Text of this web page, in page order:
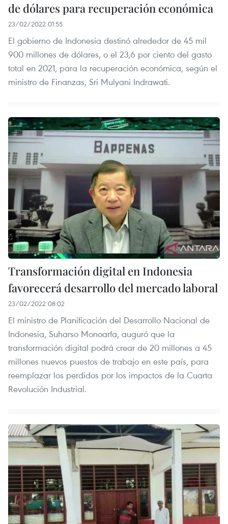
de dólares para recuperación económica
23/02/2022 01:55
El gobierno de Indonesia destinó alrededor de 45 mil
900 millones de dólares, o el 23,6 por ciento del gasto
total en 2021, para la recuperación económica, según el
ministro de Finanzas, Sri Mulyani Indrawati.
Transformación digital en Indonesia
favorecerá desarrollo del mercado laboral
23/02/2022 08:02
El ministro de Planificación del Desarrollo Nacional de
Indonesia, Suharso Monoarfa, auguró que la
transformación digital podrá crear de 20 millones a 45
millones nuevos puestos de trabajo en este país, para
reemplazar los perdidos por los impactos de la Cuarta
Revolución Industrial.